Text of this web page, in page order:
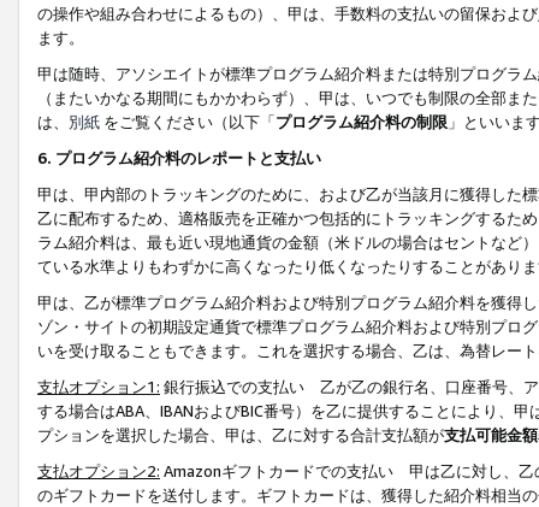
の操作や組み合わせによるもの）、甲は、手数料の支払いの留保およ
ます。
甲は随時、アソシエイトが標準プログラム紹介料または特別プログラ
（またいかなる期間にもかかわらず）、甲は、いつでも制限の全部
は、 別紙 をご覧ください（以下「プログラム紹介料の制限 」といいま
6. プログラム紹介料のレポートと支払い
甲は、甲内部のトラッキングのために、および乙が当該月に獲得した
乙に配布するため、適格販売を正確かつ包括的にトラッキングするた
ラム紹介料は、最も近い現地通貨の金額（米ドルの場合はセントなど
ている水準よりもわずかに高くなったり低くなったりすることがあり
甲は、乙が標準プログラム紹介料および特別プログラム紹介料を獲得
ゾン・サイトの初期設定通貨で標準プログラム紹介料および特別プロ
いを受け取ることもできます。これを選択する場合、乙は、為替レー
支払オプション1: 銀行振込での支払い 乙が乙の銀行名、口座番号、
する場合はABA、IBANおよびBIC番号）を乙に提供することにより、
プションを選択した場合、甲は、乙に対する合計支払額が支払可能金
支払オプション2: Amazonギフトカードでの支払い 甲は乙に対し、乙
のギフトカードを送付します。ギフトカードは、獲得した紹介料相当